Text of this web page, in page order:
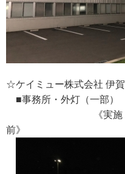
☆ケイミュー株式会社 伊賀
■事務所・外灯（一部）
《実施
前》 《